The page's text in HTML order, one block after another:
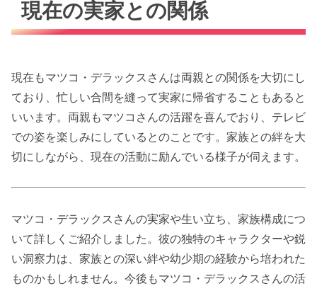
現在の実家との関係
現在もマツコ・デラックスさんは両親との関係を大切にし
ており、忙しい合間を縫って実家に帰省することもあると
いいます。両親もマツコさんの活躍を喜んでおり、テレビ
での姿を楽しみにしているとのことです。家族との絆を大
切にしながら、現在の活動に励んでいる様子が伺えます。
マツコ・デラックスさんの実家や生い立ち、家族構成につ
いて詳しくご紹介しました。彼の独特のキャラクターや鋭
い洞察力は、家族との深い絆や幼少期の経験から培われた
ものかもしれません。今後もマツコ・デラックスさんの活